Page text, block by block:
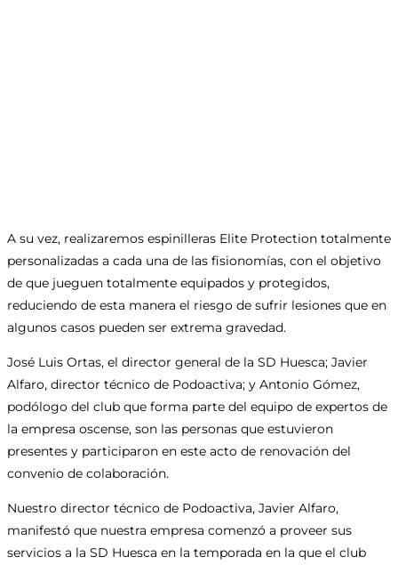
A su vez, realizaremos espinilleras Elite Protection totalmente
personalizadas a cada una de las fisionomías, con el objetivo
de que jueguen totalmente equipados y protegidos,
reduciendo de esta manera el riesgo de sufrir lesiones que en
algunos casos pueden ser extrema gravedad.
José Luis Ortas, el director general de la SD Huesca; Javier
Alfaro, director técnico de Podoactiva; y Antonio Gómez,
podólogo del club que forma parte del equipo de expertos de
la empresa oscense, son las personas que estuvieron
presentes y participaron en este acto de renovación del
convenio de colaboración.
Nuestro director técnico de Podoactiva, Javier Alfaro,
manifestó que nuestra empresa comenzó a proveer sus
servicios a la SD Huesca en la temporada en la que el club